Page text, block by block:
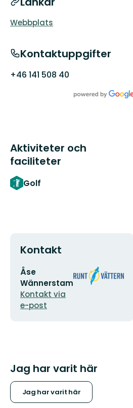
Webbplats
Kontaktuppgifter
+46 141 508 40
Aktiviteter och
faciliteter
Golf
Kontakt
E-
postadress
Åse
Wännerstam
Kontakt via
e-post
Organisationens
logotyp
Jag har varit här
Jag har varit här